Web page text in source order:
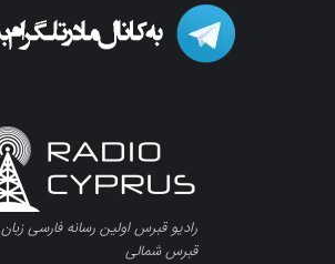
رادیو قبرس اولین رسانه فارسی زبان
قبرس شمالی